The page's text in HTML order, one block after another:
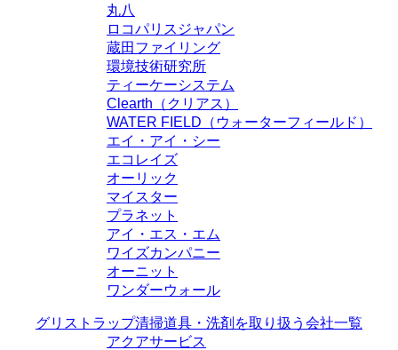
丸八
ロコパリスジャパン
蔵田ファイリング
環境技術研究所
ティーケーシステム
Clearth（クリアス）
WATER FIELD（ウォーターフィールド）
エイ・アイ・シー
エコレイズ
オーリック
マイスター
プラネット
アイ・エス・エム
ワイズカンパニー
オーニット
ワンダーウォール
グリストラップ清掃道具・洗剤を取り扱う会社一覧
アクアサービス